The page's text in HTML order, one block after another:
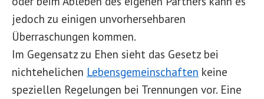
jedoch zu einigen unvorhersehbaren
Überraschungen kommen.
Im Gegensatz zu Ehen sieht das Gesetz bei
nichtehelichen Lebensgemeinschaften keine
speziellen Regelungen bei Trennungen vor. Eine